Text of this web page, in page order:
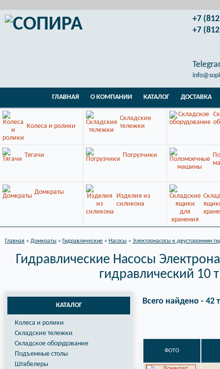
+7
+7
ГЛАВНАЯ О КОМПАНИИ КАТАЛОГ ДОСТАВКА
Колеса и ролики
Складские
тележки
Тягачи Погрузчики
Домкраты
Изделия из
силикона
Главная » Домкраты » Гидравлические » Насосы » Электронасосы к двусторонним
Гидравлические Насосы
гидравлический 10
КАТАЛОГ
Колеса и ролики
Складские тележки
Складское оборудование
Подъемные столы
Штабелеры
Всего найдено - 42
ФОТО